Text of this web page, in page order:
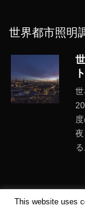
世界都市照明
This website uses